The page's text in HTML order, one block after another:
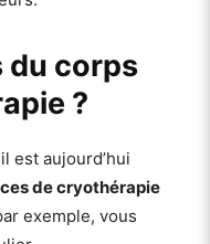
du corps
?
est aujourd’hui
de cryothérapie
exemple, vous